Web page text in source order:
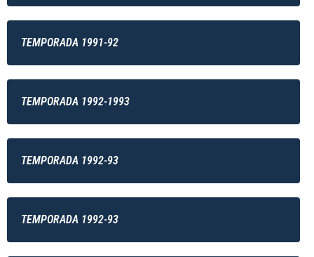
TEMPORADA 1991-92
TEMPORADA 1992-1993
TEMPORADA 1992-93
TEMPORADA 1992-93